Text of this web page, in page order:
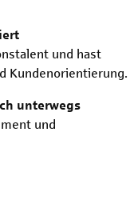
und hast
Kundenorientierung.
unterwegs
und